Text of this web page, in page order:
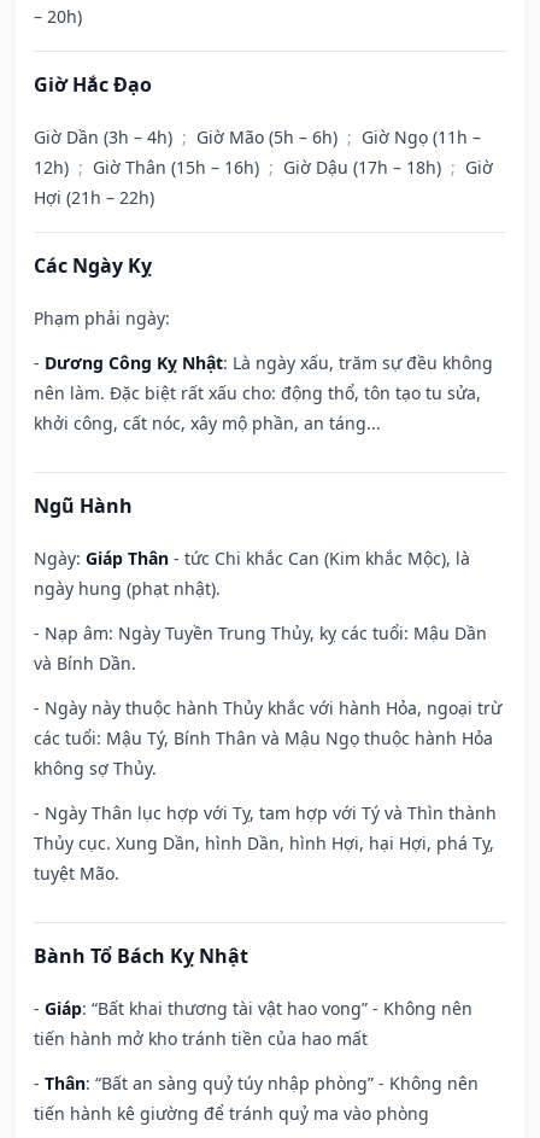
– 20h)
Giờ Hắc Đạo
Giờ Dần (3h – 4h) ; Giờ Mão (5h – 6h) ; Giờ Ngọ (11h –
12h) ; Giờ Thân (15h – 16h) ; Giờ Dậu (17h – 18h) ; Giờ
Hợi (21h – 22h)
Các Ngày Kỵ
Phạm phải ngày:
- Dương Công Kỵ Nhật: Là ngày xấu, trăm sự đều không
nên làm. Đặc biệt rất xấu cho: động thổ, tôn tạo tu sửa,
khởi công, cất nóc, xây mộ phần, an táng...
Ngũ Hành
Ngày: Giáp Thân - tức Chi khắc Can (Kim khắc Mộc), là
ngày hung (phạt nhật).
- Nạp âm: Ngày Tuyền Trung Thủy, kỵ các tuổi: Mậu Dần
và Bính Dần.
- Ngày này thuộc hành Thủy khắc với hành Hỏa, ngoại trừ
các tuổi: Mậu Tý, Bính Thân và Mậu Ngọ thuộc hành Hỏa
không sợ Thủy.
- Ngày Thân lục hợp với Tỵ, tam hợp với Tý và Thìn thành
Thủy cục. Xung Dần, hình Dần, hình Hợi, hại Hợi, phá Tỵ,
tuyệt Mão.
Bành Tổ Bách Kỵ Nhật
- Giáp: “Bất khai thương tài vật hao vong” - Không nên
tiến hành mở kho tránh tiền của hao mất
- Thân: “Bất an sàng quỷ túy nhập phòng” - Không nên
tiến hành kê giường để tránh quỷ ma vào phòng